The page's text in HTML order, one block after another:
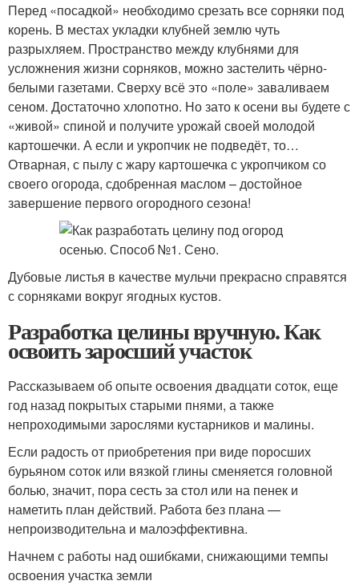
Перед «посадкой» необходимо срезать все сорняки под
корень. В местах укладки клубней землю чуть
разрыхляем. Пространство между клубнями для
усложнения жизни сорняков, можно застелить чёрно-
белыми газетами. Сверху всё это «поле» заваливаем
сеном. Достаточно хлопотно. Но зато к осени вы будете с
«живой» спиной и получите урожай своей молодой
картошечки. А если и укропчик не подведёт, то…
Отварная, с пылу с жару картошечка с укропчиком со
своего огорода, сдобренная маслом – достойное
завершение первого огородного сезона!
Дубовые листья в качестве мульчи прекрасно справятся
с сорняками вокруг ягодных кустов.
Разработка целины вручную. Как
освоить заросший участок
Рассказываем об опыте освоения двадцати соток, еще
год назад покрытых старыми пнями, а также
непроходимыми зарослями кустарников и малины.
Если радость от приобретения при виде поросших
бурьяном соток или вязкой глины сменяется головной
болью, значит, пора сесть за стол или на пенек и
наметить план действий. Работа без плана —
непроизводительна и малоэффективна.
Начнем с работы над ошибками, снижающими темпы
освоения участка земли